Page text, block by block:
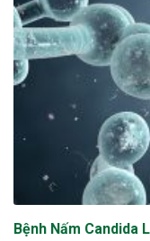
Bệnh Nấm Candida